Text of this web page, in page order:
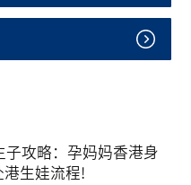
子攻略：孕妈妈香港身
港生娃流程!